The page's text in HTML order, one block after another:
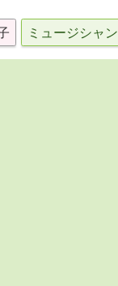
ミュージシャン